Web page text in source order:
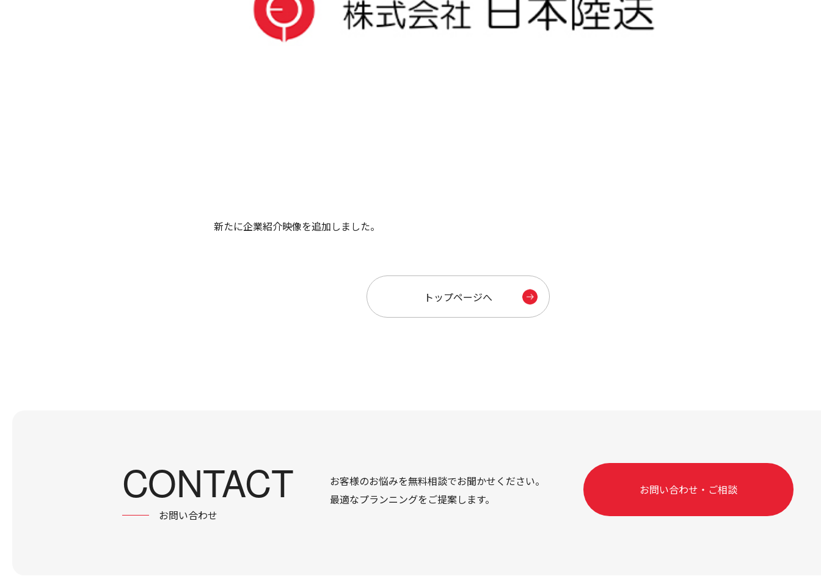
新たに企業紹介映像を追加しました。
トップページへ
CONTACT
お問い合わせ
お客様のお悩みを無料相談でお聞かせください。
最適なプランニングをご提案します。
お問い合わせ・ご相談